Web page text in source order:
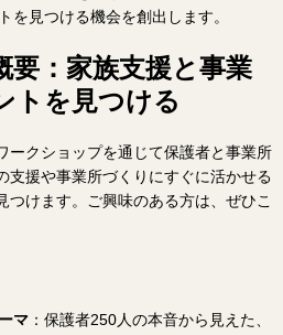
を見つける機会を創出します。
要：家族支援と事業
トを見つける
ークショップを通じて保護者と事業所
支援や事業所づくりにすぐに活かせる
つけます。ご興味のある方は、ぜひこ
マ ：保護者250人の本音から見えた、